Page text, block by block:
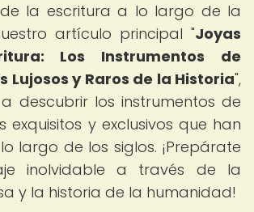
la escritura a lo largo de la
artículo principal "Joyas
Los Instrumentos de
Lujosos y Raros de la Historia",
descubrir los instrumentos de
exquisitos y exclusivos que han
largo de los siglos. ¡Prepárate
inolvidable a través de la
y la historia de la humanidad!